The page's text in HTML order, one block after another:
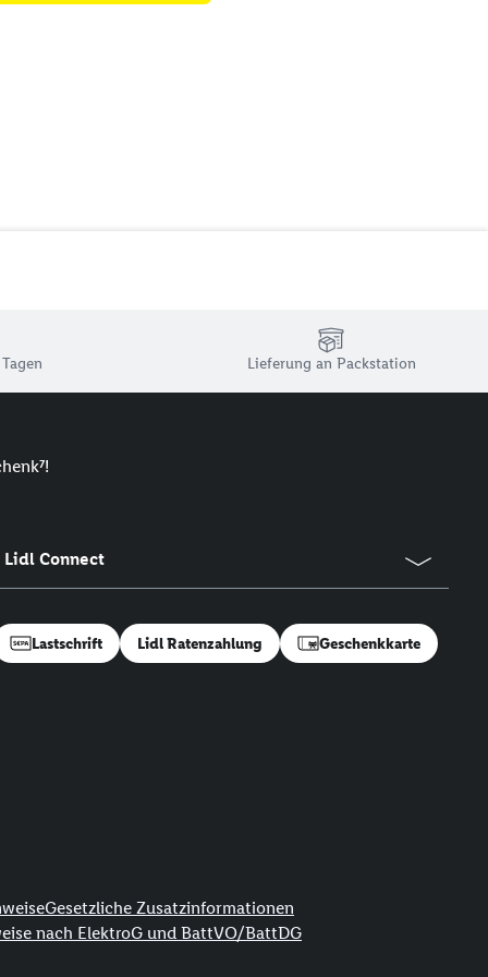
Lieferung an Packstation
Lidl Connect
Lastschrift Lidl Ratenzahlung Geschenkkarte
Gesetzliche Zusatzinformationen
nach ElektroG und BattVO/BattDG